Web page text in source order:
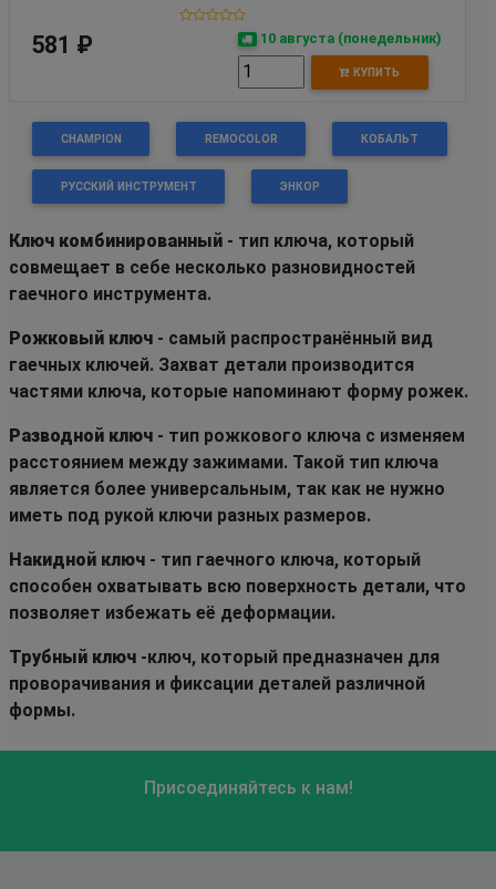
581 ₽ 10 августа (понедельник)
КУПИТЬ
CHAMPION REMOCOLOR КОБАЛЬТ
РУССКИЙ ИНСТРУМЕНТ ЭНКОР
Ключ комбинированный - тип ключа, который
совмещает в себе несколько разновидностей
гаечного инструмента.
Рожковый ключ - самый распространённый вид
гаечных ключей. Захват детали производится
частями ключа, которые напоминают форму рожек.
Разводной ключ - тип рожкового ключа с изменяем
расстоянием между зажимами. Такой тип ключа
является более универсальным, так как не нужно
иметь под рукой ключи разных размеров.
Накидной ключ - тип гаечного ключа, который
способен охватывать всю поверхность детали, что
позволяет избежать её деформации.
Трубный ключ -ключ, который предназначен для
проворачивания и фиксации деталей различной
формы.
Присоединяйтесь к нам!